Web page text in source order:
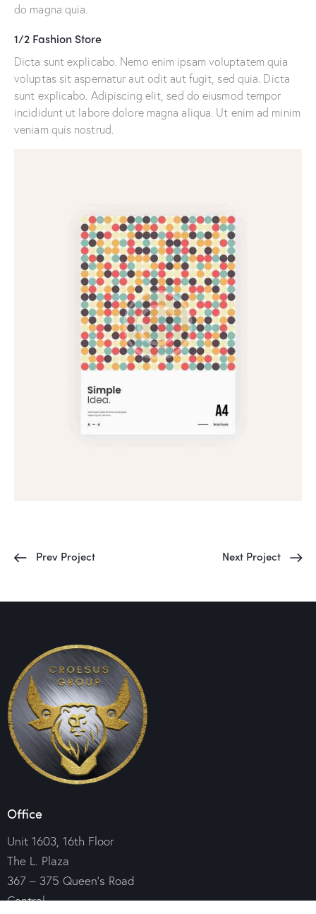
do magna quia.
1/2 Fashion Store
Dicta sunt explicabo. Nemo enim ipsam voluptatem quia
voluptas sit aspernatur aut odit aut fugit, sed quia. Dicta
sunt explicabo. Adipiscing elit, sed do eiusmod tempor
incididunt ut labore dolore magna aliqua. Ut enim ad minim
veniam quis nostrud.
Prev Project Next Project
Office
Unit 1603, 16th Floor
The L. Plaza
367 – 375 Queen’s Road
Central